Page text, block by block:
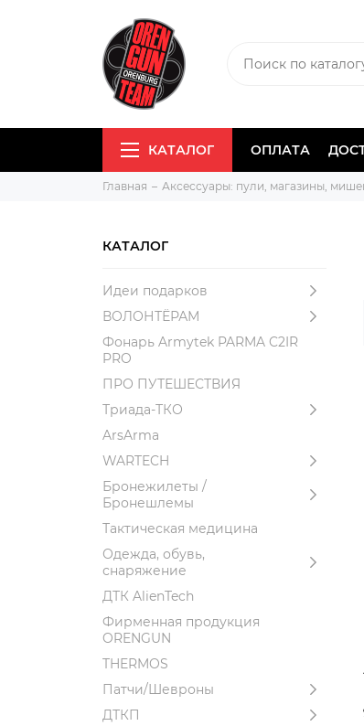
КАТАЛОГ ОПЛАТА
Главная Аксессуары: пули, магазины,
КАТАЛОГ
Идеи подарков
ВОЛОНТЁРАМ
Фонарь Armytek PARMA C2IR
PRO
ПРО ПУТЕШЕСТВИЯ
Триада-ТКО
ArsArma
WARTECH
Бронежилеты /
Бронешлемы
Тактическая медицина
Одежда, обувь,
снаряжение
ДТК AlienTech
Фирменная продукция
ORENGUN
THERMOS
Патчи/Шевроны
ДТКП